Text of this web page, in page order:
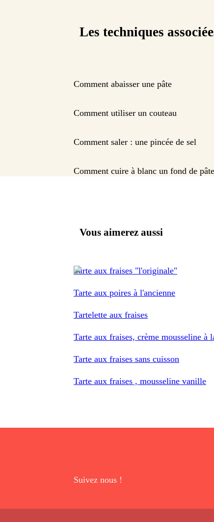
Les techniques
Comment abaisser une pâte
Comment utiliser un couteau
Comment saler : une pincée de sel
Comment cuire à blanc un fond de pâte
Vous aimerez aussi
Tarte aux fraises "l'originale"
Tarte aux poires à l'ancienne
Tartelette aux fraises
Tarte aux fraises, crème mousseline à
Tarte aux fraises sans cuisson
Tarte aux fraises , mousseline vanille
Suivez nous !